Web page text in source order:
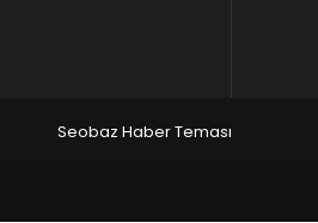
Seobaz Haber Teması